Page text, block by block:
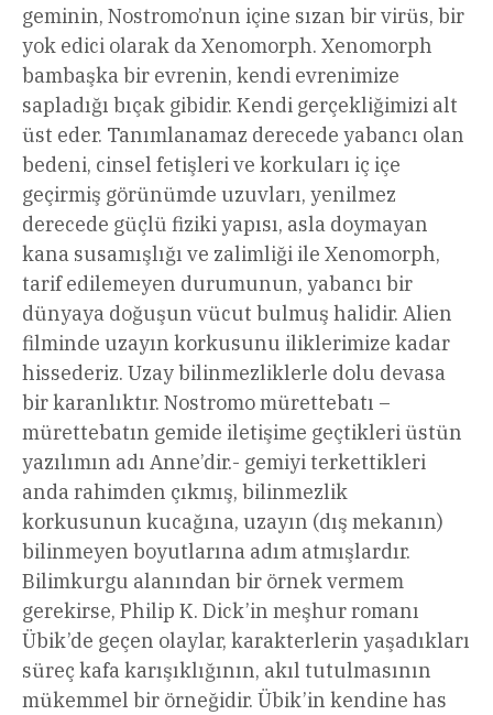
geminin, Nostromo’nun içine sızan bir virüs, bir
yok edici olarak da Xenomorph. Xenomorph
bambaşka bir evrenin, kendi evrenimize
sapladığı bıçak gibidir. Kendi gerçekliğimizi alt
üst eder. Tanımlanamaz derecede yabancı olan
bedeni, cinsel fetişleri ve korkuları iç içe
geçirmiş görünümde uzuvları, yenilmez
derecede güçlü fiziki yapısı, asla doymayan
kana susamışlığı ve zalimliği ile Xenomorph,
tarif edilemeyen durumunun, yabancı bir
dünyaya doğuşun vücut bulmuş halidir. Alien
filminde uzayın korkusunu iliklerimize kadar
hissederiz. Uzay bilinmezliklerle dolu devasa
bir karanlıktır. Nostromo mürettebatı –
mürettebatın gemide iletişime geçtikleri üstün
yazılımın adı Anne’dir.- gemiyi terkettikleri
anda rahimden çıkmış, bilinmezlik
korkusunun kucağına, uzayın (dış mekanın)
bilinmeyen boyutlarına adım atmışlardır.
Bilimkurgu alanından bir örnek vermem
gerekirse, Philip K. Dick’in meşhur romanı
Übik’de geçen olaylar, karakterlerin yaşadıkları
süreç kafa karışıklığının, akıl tutulmasının
mükemmel bir örneğidir. Übik’in kendine has